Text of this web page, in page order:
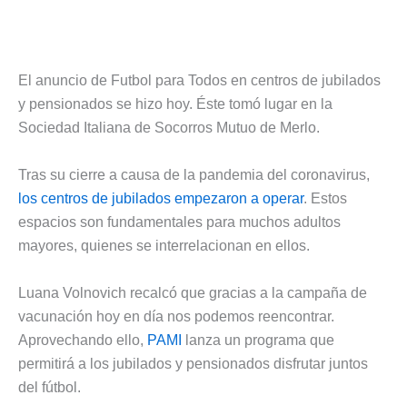
El anuncio de Futbol para Todos en centros de jubilados
y pensionados se hizo hoy. Éste tomó lugar en la
Sociedad Italiana de Socorros Mutuo de Merlo.
Tras su cierre a causa de la pandemia del coronavirus,
los centros de jubilados empezaron a operar. Estos
espacios son fundamentales para muchos adultos
mayores, quienes se interrelacionan en ellos.
Luana Volnovich recalcó que gracias a la campaña de
vacunación hoy en día nos podemos reencontrar.
Aprovechando ello, PAMI
lanza un programa que
permitirá a los jubilados y pensionados disfrutar juntos
del fútbol.